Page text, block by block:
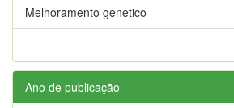
Melhoramento genetico
Ano de publicação